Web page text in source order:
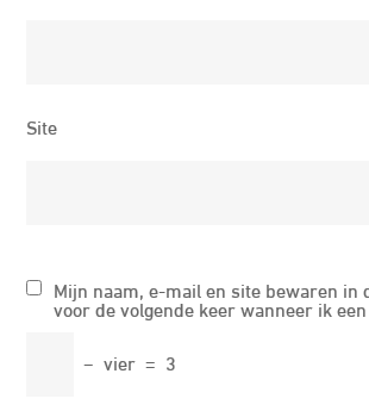
Site
Mijn naam, e-mail en site bewaren in
voor de volgende keer wanneer ik
− vier = 3